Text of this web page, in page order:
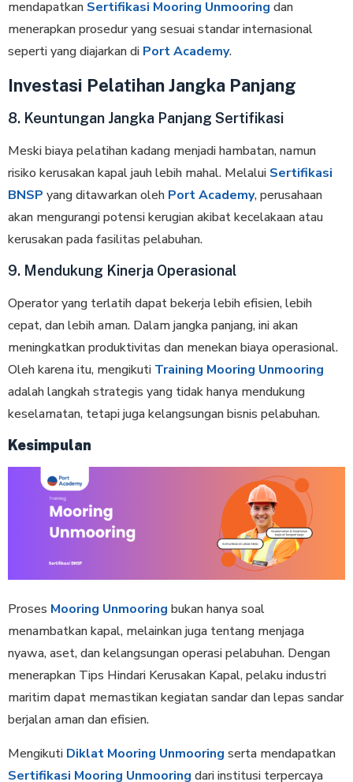
mendapatkan Sertifikasi Mooring Unmooring dan
menerapkan prosedur yang sesuai standar internasional
seperti yang diajarkan di Port Academy.
Investasi Pelatihan Jangka Panjang
8. Keuntungan Jangka Panjang Sertifikasi
Meski biaya pelatihan kadang menjadi hambatan, namun
risiko kerusakan kapal jauh lebih mahal. Melalui Sertifikasi
BNSP yang ditawarkan oleh Port Academy, perusahaan
akan mengurangi potensi kerugian akibat kecelakaan atau
kerusakan pada fasilitas pelabuhan.
9. Mendukung Kinerja Operasional
Operator yang terlatih dapat bekerja lebih efisien, lebih
cepat, dan lebih aman. Dalam jangka panjang, ini akan
meningkatkan produktivitas dan menekan biaya operasional.
Oleh karena itu, mengikuti Training Mooring Unmooring
adalah langkah strategis yang tidak hanya mendukung
keselamatan, tetapi juga kelangsungan bisnis pelabuhan.
Kesimpulan
Proses Mooring Unmooring bukan hanya soal
menambatkan kapal, melainkan juga tentang menjaga
nyawa, aset, dan kelangsungan operasi pelabuhan. Dengan
menerapkan Tips Hindari Kerusakan Kapal, pelaku industri
maritim dapat memastikan kegiatan sandar dan lepas sandar
berjalan aman dan efisien.
Mengikuti Diklat Mooring Unmooring serta mendapatkan
Sertifikasi Mooring Unmooring dari institusi terpercaya